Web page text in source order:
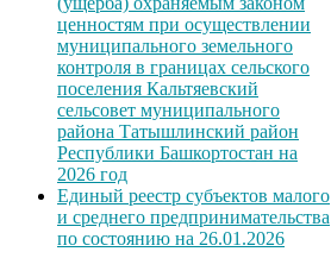
ценностям при осуществлении
муниципального земельного
контроля в границах сельского
поселения Кальтяевский
сельсовет муниципального
района Татышлинский район
Республики Башкортостан на
2026 год
Единый реестр субъектов малого
и среднего предпринимательства
по состоянию на 26.01.2026